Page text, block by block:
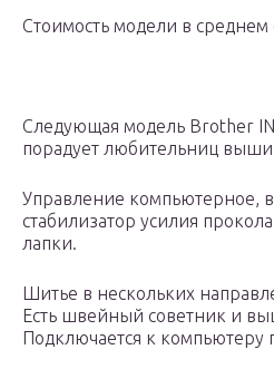
Стоимость модели в
Следующая модель Brother
порадует любительниц
Управление компьютерное,
стабилизатор усилия
лапки.
Шитье в нескольких
Есть швейный советник и
Подключается к компьютеру